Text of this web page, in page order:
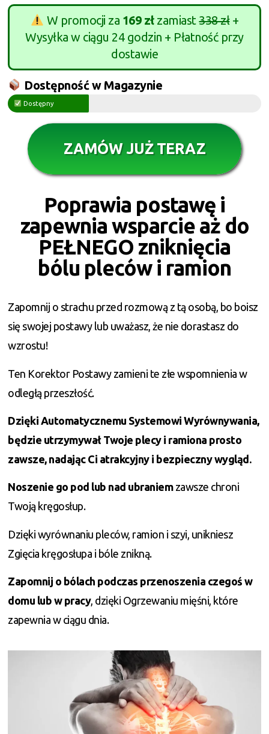
W promocji za 169 złzamiast338 zł+
Wysyłka w ciągu 24 godzin + Płatność przy
dostawie
Dostępność w Magazynie
Dostępny
ZAMÓW JUŻ TERAZ
Poprawia postawę i
zapewnia wsparcie aż do
PEŁNEGO zniknięcia
bólu pleców i ramion
Zapomnij o strachu przed rozmową z tą osobą, bo boisz
się swojej postawy lub uważasz, że nie dorastasz do
wzrostu!
Ten Korektor Postawy zamieni te złe wspomnienia w
odległą przeszłość.
Dzięki Automatycznemu Systemowi Wyrównywania,
będzie utrzymywał Twoje plecy i ramiona prosto
zawsze, nadając Ci atrakcyjny i bezpieczny wygląd.
Noszenie go pod lub nad ubraniemzawsze chroni
Twoją kręgosłup.
Dzięki wyrównaniu pleców, ramion i szyi, unikniesz
Zgięcia kręgosłupa i bóle znikną.
Zapomnij o bólach podczas przenoszenia czegoś w
domu lub w pracy, dzięki Ogrzewaniu mięśni, które
zapewnia w ciągu dnia.